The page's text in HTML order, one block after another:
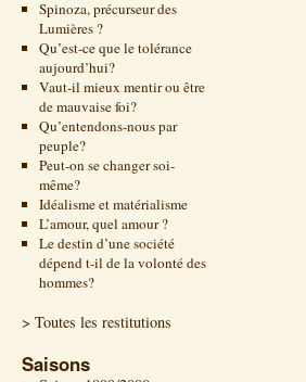
Spinoza, précurseur des
Lumières ?
Qu’est-ce que le tolérance
aujourd’hui?
Vaut-il mieux mentir ou être
de mauvaise foi?
Qu’entendons-nous par
peuple?
Peut-on se changer soi-
même?
Idéalisme et matérialisme
L’amour, quel amour ?
Le destin d’une société
dépend t-il de la volonté des
hommes?
> Toutes les restitutions
Saisons